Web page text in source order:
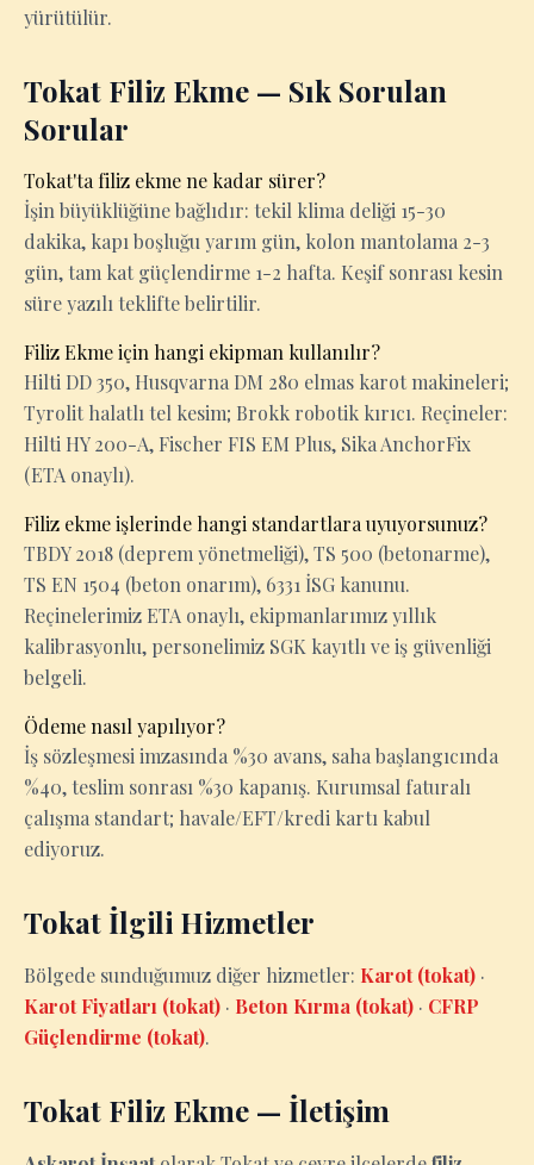
yürütülür.
Tokat Filiz Ekme — Sık Sorulan
Sorular
Tokat'ta filiz ekme ne kadar sürer?
İşin büyüklüğüne bağlıdır: tekil klima deliği 15-30
dakika, kapı boşluğu yarım gün, kolon mantolama 2-3
gün, tam kat güçlendirme 1-2 hafta. Keşif sonrası kesin
süre yazılı teklifte belirtilir.
Filiz Ekme için hangi ekipman kullanılır?
Hilti DD 350, Husqvarna DM 280 elmas karot makineleri;
Tyrolit halatlı tel kesim; Brokk robotik kırıcı. Reçineler:
Hilti HY 200-A, Fischer FIS EM Plus, Sika AnchorFix
(ETA onaylı).
Filiz ekme işlerinde hangi standartlara uyuyorsunuz?
TBDY 2018 (deprem yönetmeliği), TS 500 (betonarme),
TS EN 1504 (beton onarım), 6331 İSG kanunu.
Reçinelerimiz ETA onaylı, ekipmanlarımız yıllık
kalibrasyonlu, personelimiz SGK kayıtlı ve iş güvenliği
belgeli.
Ödeme nasıl yapılıyor?
İş sözleşmesi imzasında %30 avans, saha başlangıcında
%40, teslim sonrası %30 kapanış. Kurumsal faturalı
çalışma standart; havale/EFT/kredi kartı kabul
ediyoruz.
Tokat İlgili Hizmetler
Bölgede sunduğumuz diğer hizmetler: Karot (tokat) ·
Karot Fiyatları (tokat) · Beton Kırma (tokat) · CFRP
Güçlendirme (tokat).
Tokat Filiz Ekme — İletişim